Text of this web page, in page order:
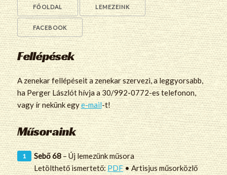
FŐOLDAL LEMEZEINK
FACEBOOK
Fellépések
A zenekar fellépéseit a zenekar szervezi, a leggyorsabb,
ha Perger Lászlót hívja a 30/992-0772-es telefonon,
vagy ír nekünk egye-mail-t!
Műsoraink
Sebő 68 – Új lemezünk műsora
Letölthető ismertető: PDF• Artisjus műsorközlő